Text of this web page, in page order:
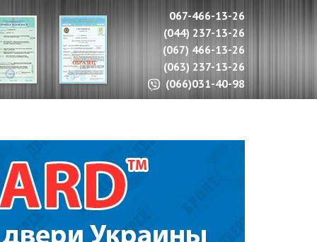
067-466-13-26
(044) 237-13-26
(067) 466-13-26
(063) 237-13-26
(066)031-40-98